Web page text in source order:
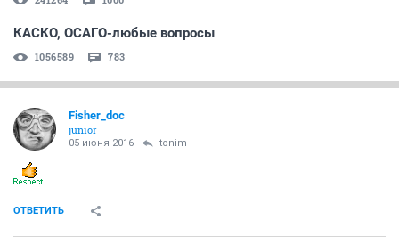
КАСКО, ОСАГО-любые вопросы
1056589 783
Fisher_doc
junior
05 июня 2016 tonim
ОТВЕТИТЬ